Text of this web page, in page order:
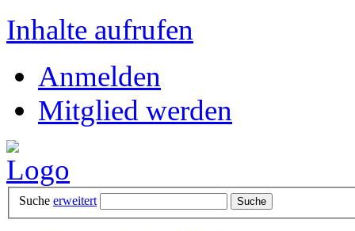
Inhalte aufrufen
Anmelden
Mitglied werden
Suche erweitert